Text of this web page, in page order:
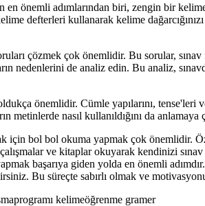
önemli adımlarından biri, zengin bir
defterleri kullanarak kelime
çözmek çok önemlidir. Bu sorular,
nedenlerini de analiz edin. Bu analiz,
önemlidir. Cümle yapılarını, tense'leri
metinlerde nasıl kullanıldığını da
için bol bol okuma yapmak çok
ve kitaplar okuyarak kendinizi
başarıya giden yolda en önemli
Bu süreçte sabırlı olmak ve
kelimeöğrenme gramer